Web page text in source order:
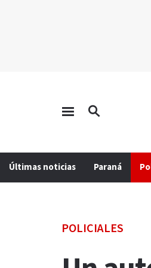
Últimas noticias Paraná
POLICIALES